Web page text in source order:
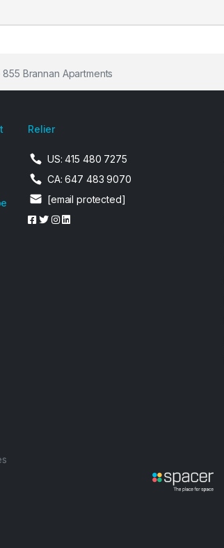
Brannan Apartments
Relier
US: 415 480 7275
CA: 647 483 9070
[email protected]